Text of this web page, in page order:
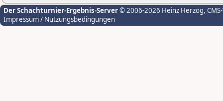
Der Schachturnier-Ergebnis-Server© 2006-2026 Heinz Herzog,
Impressum / Nutzungsbedingungen